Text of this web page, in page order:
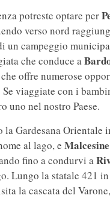
potreste optare per
verso nord
un campeggio
che conduce a
offre numerose
viaggiate con i
uno nel nostro Paese.
la Gardesana
al lago, e Malcesine
fino a condurvi a
Lungo la statale 421
la cascata del